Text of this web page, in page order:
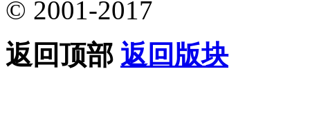
© 2001-2017
返回顶部 返回版块